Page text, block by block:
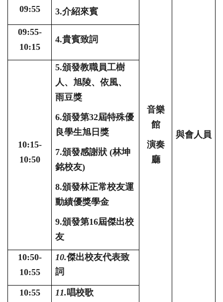
音樂
館
演奏
廳
與會人員
09:55
3.介紹來賓
09:55-
10:15
4.貴賓致詞
10:15-
10:50
5.頒發教職員工樹
人、旭陵、依風、
雨豆獎
6.頒發第32屆特殊優
良學生旭日獎
7.頒發感謝狀 (林坤
銘校友)
8.頒發林正常校友運
動績優獎學金
9.頒發第16屆傑出校
友
10:50-
10:55
10.傑出校友代表致
詞
10:55 11.唱校歌